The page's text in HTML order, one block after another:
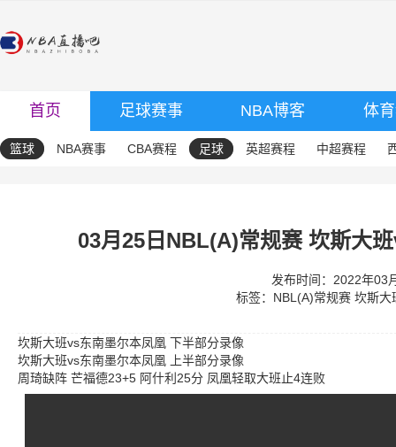
首页 足球赛事 NBA博客 体
篮球 NBA赛事 CBA赛程 足球 英超赛程 中超赛程
03月25日NBL(A)常规赛 坎斯大
发布时间：2022年03
标签： NBL(A)常规赛 坎斯大
坎斯大班vs东南墨尔本凤凰 下半部分录像
坎斯大班vs东南墨尔本凤凰 上半部分录像
周琦缺阵 芒福德23+5 阿什利25分 凤凰轻取大班止4连败